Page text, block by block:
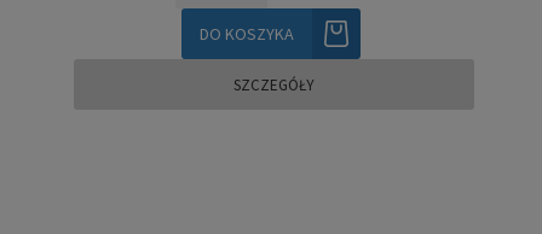
DO KOSZYKA
SZCZEGÓŁY